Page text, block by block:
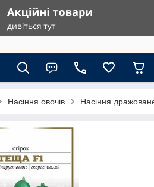
Насіння овочів Насіння дражоване